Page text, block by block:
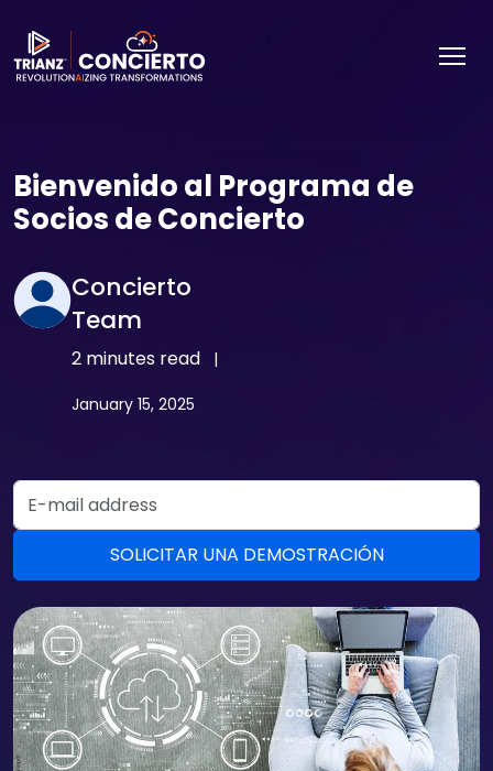
Bienvenido al Programa de
Socios de Concierto
Concierto
Team
2 minutes read |
January 15, 2025
Email Address